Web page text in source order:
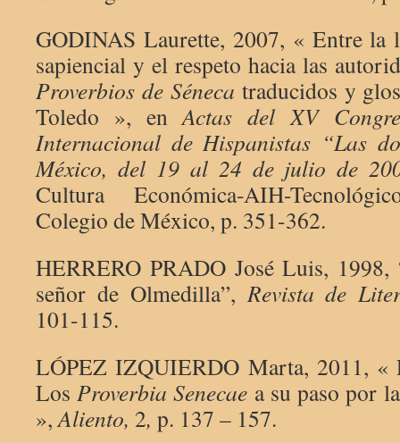
GODINAS Laurette, 2007, « Entre la
sapiencial y el respeto hacia las
Proverbios de Séneca traducidos y
Toledo », enActas del XV
Internacional de Hispanistas “Las
México, del 19 al 24 de julio de
Cultura Económica-AIH-
Colegio de México, p. 351-362.
HERRERO PRADO José Luis, 1998,
señor de Olmedilla”,Revista de
101-115.
LÓPEZ IZQUIERDO Marta, 2011, «
LosProverbia Senecae a su paso por
»,Aliento, 2, p. 137 – 157.